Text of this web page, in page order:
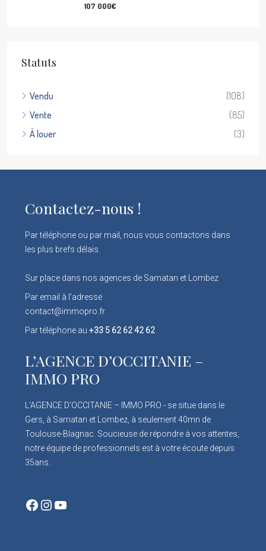
107 000€
Statuts
Vendu
(108)
Vente
(85)
À louer
(3)
Contactez-nous !
Par téléphone ou par mail, nous vous contactons dans
les plus brefs délais.
Sur place dans nos agences de Samatan et Lombez
Par email à l'adresse
contact@immopro.fr
Par téléphone au +33 5 62 62 42 62
L’AGENCE D’OCCITANIE –
IMMO PRO
L’AGENCE D’OCCITANIE – IMMO PRO - se situe dans le
Gers, à Samatan et Lombez, à seulement 40mn de
Toulouse-Blagnac. Soucieuse de répondre à vos attentes,
notre équipe de professionnels est à votre écoute depuis
35ans.
Facebook
Instagram
YouTube